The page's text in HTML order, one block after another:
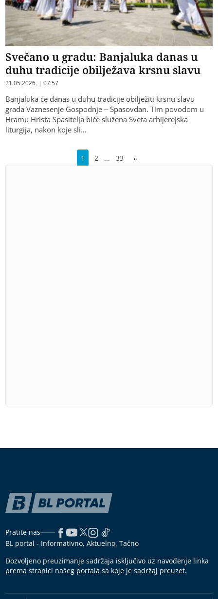
Svečano u gradu: Banjaluka danas u
duhu tradicije obilježava krsnu slavu
21.05.2026. | 07:57
Banjaluka će danas u duhu tradicije obilježiti krsnu slavu
grada Vaznesenje Gospodnje – Spasovdan. Tim povodom u
Hramu Hrista Spasitelja biće služena Sveta arhijerejska
liturgija, nakon koje sli…
1 2 … 33 »
Pratite nas
BL portal - Informativno, Aktuelno, Tačno
Dozvoljeno preuzimanje sadržaja isključivo uz navođenje linka
prema stranici našeg portala sa koje je sadržaj preuzet.